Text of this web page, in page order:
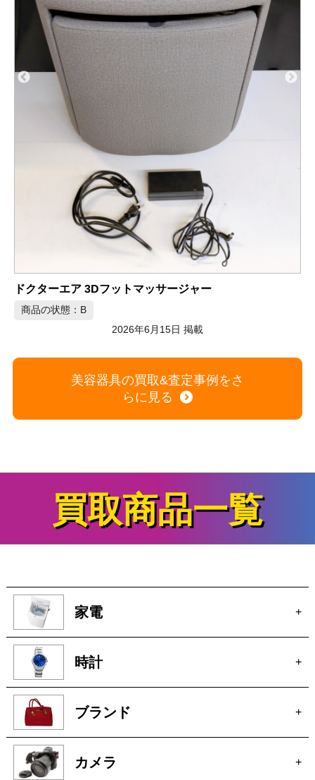
VORZE A10 PISTON SA +PLUS
商品の状態：B
2026年6月15日 掲載
美容器具の買取&査定事例をさ
らに見る
買取商品一覧
家電 +
時計 +
ブランド +
カメラ +